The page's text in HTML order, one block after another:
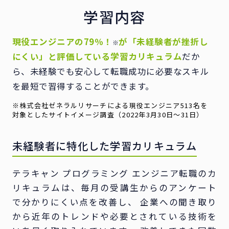
学習内容
現役エンジニアの79％！ ※が「未経験者が挫折し
にくい」と評価している学習カリキュラムだか
ら、 未経験でも安心して転職成功に必要なスキル
を最短で習得することができます。
※株式会社ゼネラルリサーチによる現役エンジニア513名を
対象としたサイトイメージ調査 （2022年3月30日〜31日）
未経験者に特化した学習カリキュラム
テラキャン プログラミング エンジニア転職のカ
リキュラムは、毎月の受講生からのアンケート
で分かりにくい点を改善し、 企業への聞き取り
から近年のトレンドや必要とされている技術を